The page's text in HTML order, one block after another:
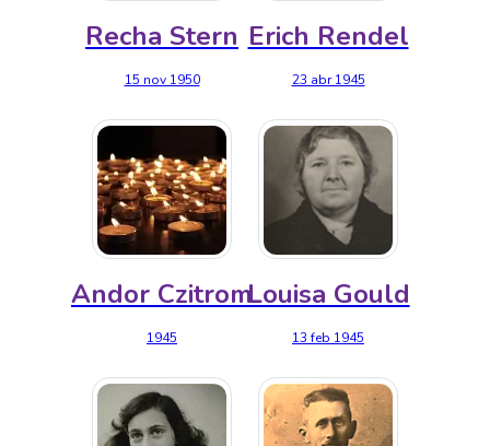
Recha Stern
15 nov 1950
Erich Rendel
23 abr 1945
Andor Czitrom
1945
Louisa Gould
13 feb 1945